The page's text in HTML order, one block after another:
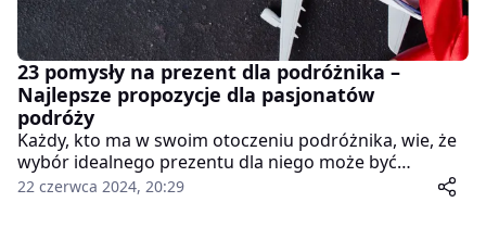
23 pomysły na prezent dla podróżnika –
Najlepsze propozycje dla pasjonatów
podróży
Każdy, kto ma w swoim otoczeniu podróżnika, wie, że
wybór idealnego prezentu dla niego może być
wyzwaniem. Dlatego przygotowałem listę 23
22 czerwca 2024, 20:29